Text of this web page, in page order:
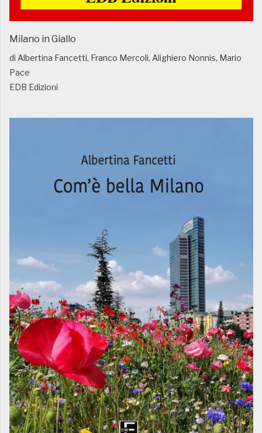
Milano in Giallo
di Albertina Fancetti, Franco Mercoli, Alighiero Nonnis, Mario
Pace
EDB Edizioni